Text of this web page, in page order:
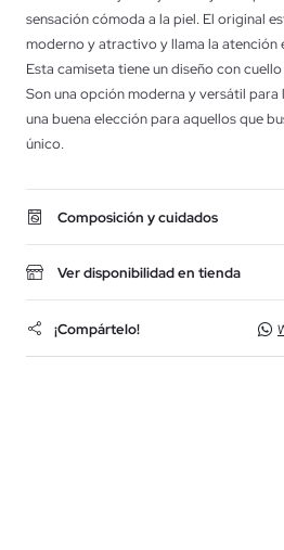
sensación cómoda a la piel. El original
moderno y atractivo y llama la atención
Esta camiseta tiene un diseño con
Son una opción moderna y versátil para
una buena elección para aquellos que
único.
Composición y cuidados
Ver disponibilidad en tienda
¡Compártelo!